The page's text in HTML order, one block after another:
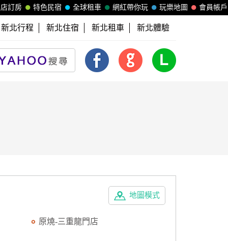
會員帳戶
玩樂地圖
網紅帶你玩
全球租車
特色民宿
訂房
新北行程 新北住宿 新北租車 新北體驗
地圖模式
原燒-三重龍門店